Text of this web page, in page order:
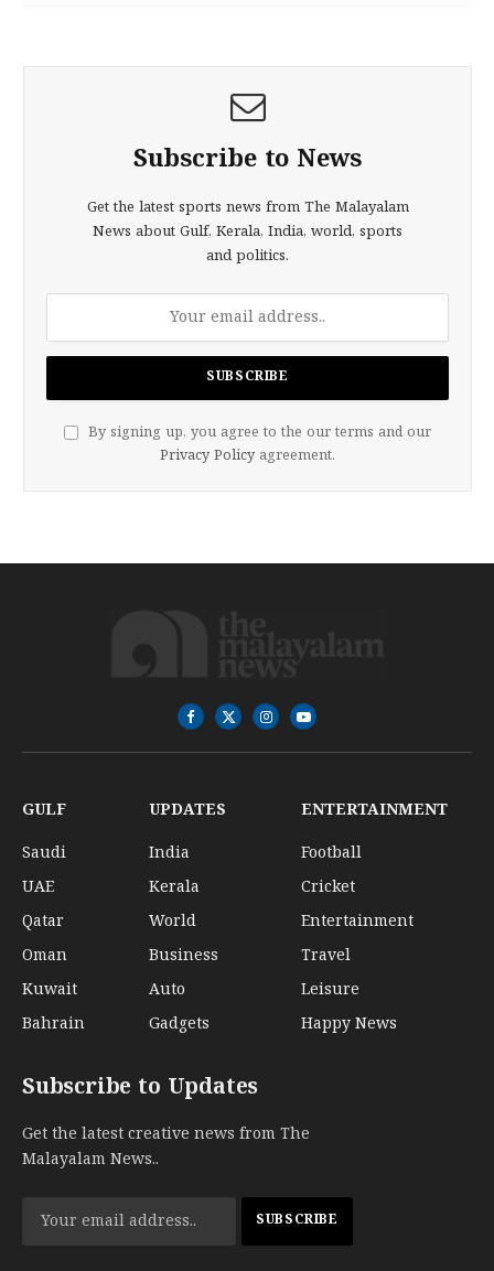
Subscribe to News
Get the latest sports news from The Malayalam
News about Gulf, Kerala, India, world, sports
and politics.
By signing up, you agree to the our terms and our
Privacy Policy agreement.
Facebook
X
(Twitter)
InstagramYouTube
GULF
Saudi
UAE
Qatar
Oman
Kuwait
Bahrain
UPDATES
India
Kerala
World
Business
Auto
Gadgets
ENTERTAINMENT
Football
Cricket
Entertainment
Travel
Leisure
Happy News
Subscribe to Updates
Get the latest creative news from The
Malayalam News..